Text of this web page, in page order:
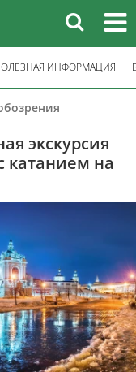
экскурсия
катанием на
ИНФОРМАЦИЯ